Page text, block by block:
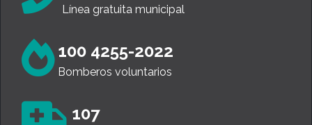
Línea gratuita municipal
100 4255-2022
Bomberos voluntarios
107